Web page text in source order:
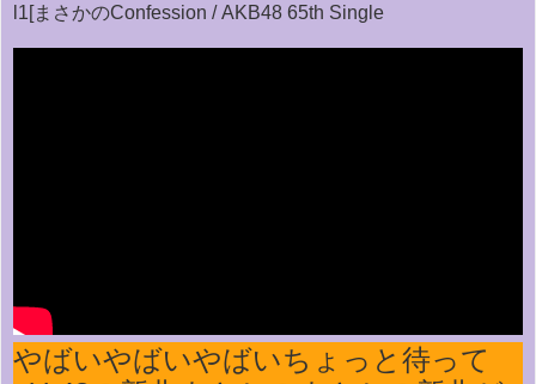
l1[まさかのConfession / AKB48 65th Single
やばいやばいやばいちょっと待って